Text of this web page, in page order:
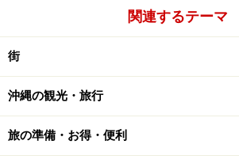
関連するテーマ
街
沖縄の観光・旅行
旅の準備・お得・便利